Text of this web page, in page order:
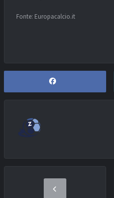
Fonte: Europacalcio.it